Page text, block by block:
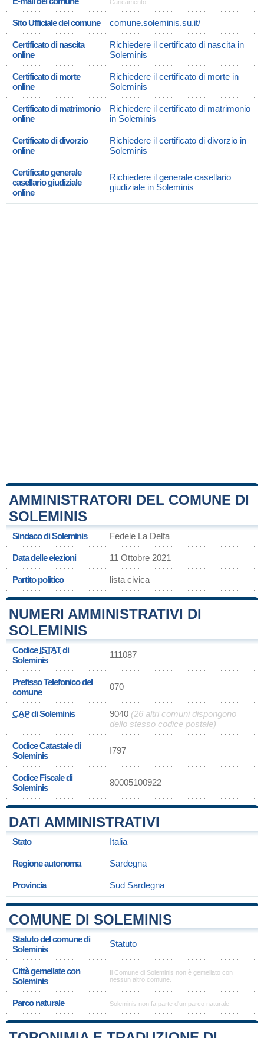
Caricamento...
Sito Ufficiale del comune comune.soleminis.su.it/
Certificato di nascita
online
Richiedere il certificato di nascita in
Soleminis
Certificato di morte
online
Richiedere il certificato di morte in
Soleminis
Certificato di matrimonio
online
Richiedere il certificato di matrimonio
in Soleminis
Certificato di divorzio
online
Richiedere il certificato di divorzio in
Soleminis
Certificato generale
casellario giudiziale
online
Richiedere il generale casellario
giudiziale in Soleminis
AMMINISTRATORI DEL COMUNE DI
SOLEMINIS
Sindaco di Soleminis Fedele La Delfa
Data delle elezioni 11 Ottobre 2021
Partito politico lista civica
NUMERI AMMINISTRATIVI DI
SOLEMINIS
CodiceISTATdi
Soleminis
111087
Prefisso Telefonico del
comune
070
CAPdi Soleminis 9040 (26 altri comuni dispongono
dello stesso codice postale)
Codice Catastale di
Soleminis
I797
Codice Fiscale di
Soleminis
80005100922
DATI AMMINISTRATIVI
Stato Italia
Regione autonoma Sardegna
Provincia Sud Sardegna
COMUNE DI SOLEMINIS
Statuto del comune di
Soleminis
Statuto
Città gemellate con
Soleminis
Il Comune di Soleminis non è gemellato con
nessun altro comune.
Parco naturale Soleminis non fa parte d'un parco naturale